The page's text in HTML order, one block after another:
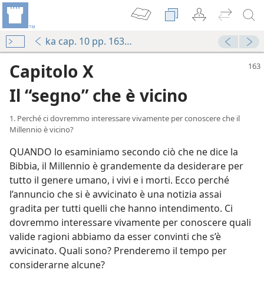
ka cap. 10 pp. 163-183
Capitolo X
Il “segno” che è vicino
1. Perché ci dovremmo interessare vivamente per conoscere che il
Millennio è vicino?
QUANDO lo esaminiamo secondo ciò che ne dice la
Bibbia, il Millennio è grandemente da desiderare per
tutto il genere umano, i vivi e i morti. Ecco perché
l’annuncio che si è avvicinato è una notizia assai
gradita per tutti quelli che hanno intendimento. Ci
dovremmo interessare vivamente per conoscere quali
valide ragioni abbiamo da esser convinti che s’è
avvicinato. Quali sono? Prenderemo il tempo per
considerarne alcune?